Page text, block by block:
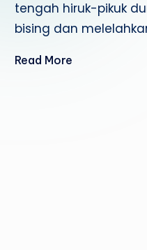
l
tengah hiruk-pikuk
bising dan
Read More